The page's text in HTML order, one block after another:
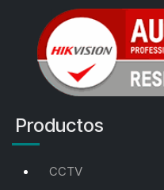
Productos
CCTV